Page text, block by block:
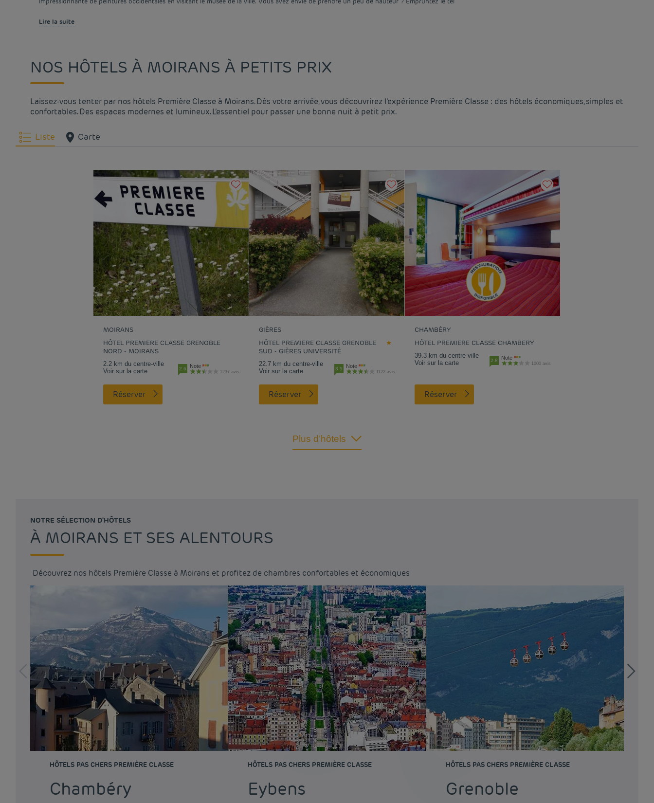
Lire la suite
NOS HÔTELS À MOIRANS À PETITS PRIX
Laissez-vous tenter par nos hôtels Première Classe à Moirans. Dès votre arrivée, vous découvrirez l’expérience Première Classe : des hôtels économiques, simples et
confortables. Des espaces modernes et lumineux. L’essentiel pour passer une bonne nuit à petit prix.
Liste Carte
MOIRANS
HÔTEL PREMIERE CLASSE GRENOBLE
NORD - MOIRANS
2.2 km du centre-ville
Voir sur la carte
2.6 Note
1237 avis
Réserver
GIÈRES
HÔTEL PREMIERE CLASSE GRENOBLE
SUD - GIÈRES UNIVERSITÉ
22.7 km du centre-ville
Voir sur la carte
3.5 Note
1122 avis
Réserver
CHAMBÉRY
HÔTEL PREMIERE CLASSE CHAMBERY
39.3 km du centre-ville
Voir sur la carte
2.8 Note
1000 avis
Réserver
Plus d’hôtels
NOTRE SÉLECTION D'HÔTELS
À MOIRANS ET SES ALENTOURS
Découvrez nos hôtels Première Classe à Moirans et profitez de chambres confortables et économiques
HÔTELS PAS CHERS PREMIÈRE CLASSE
Chambéry
HÔTELS PAS CHERS PREMIÈRE CLASSE
Eybens
HÔTELS PAS CHERS PREMIÈRE CLASSE
Grenoble